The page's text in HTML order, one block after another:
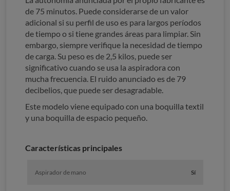
de 75 minutos. Puede considerarse de un valor
adicional si su perfil de uso es para largos períodos
de tiempo o si tiene grandes áreas para limpiar. Sin
embargo, siempre verifique la necesidad de tiempo
de carga. Su peso es de 2,5 kilos, puede ser
significativo cuando se usa la aspiradora con
mucha frecuencia. El ruido anunciado es de 79
decibelios, que puede ser desagradable.
Este modelo viene equipado con una boquilla textil
y una boquilla de espacio pequeño.
Características principales
Aspirador de mano Sí